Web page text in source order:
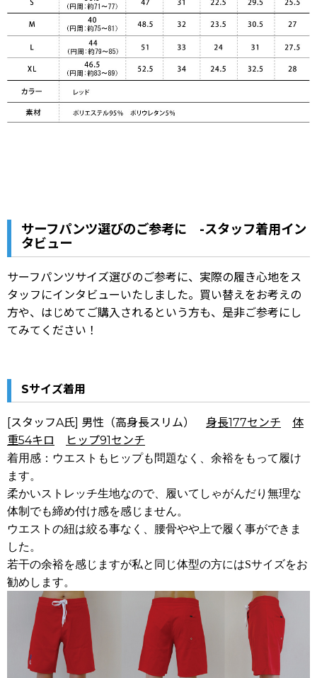
サーフパンツ選びのご参考に -スタッフ着用イン
タビュー
サーフパンツサイズ選びのご参考に、実際の履き心地をス
タッフにインタビューいたしました。 買い替えをお考えの
方や、はじめてご購入されるという方も、是非ご参考にし
てみてください！
Sサイズ着用
[スタッフA氏] 男性（高身長スリム） 身長177センチ
体
重54キロ
ヒップ91 センチ
着用感：ウエストもヒップも問題なく、余裕をもって履け
ます。
柔かいストレッチ生地なので、履いてしゃがんだり無理な
体制でも締め付け感を感じません。
ウエストの紐は絞る事なく、腰骨やや上で履く事ができま
した。
若干の余裕を感じますが私と同じ体型の方にはSサイズをお
勧めします。